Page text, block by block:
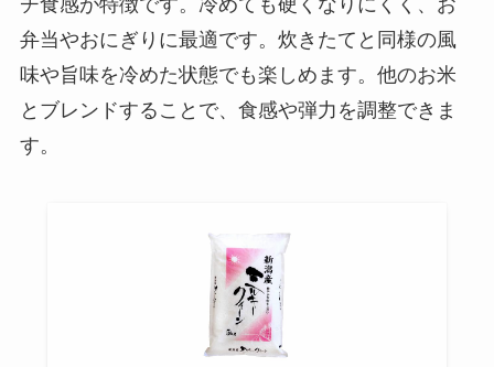
チ食感が特徴です。冷めても硬くなりにくく、お
弁当やおにぎりに最適です。炊きたてと同様の風
味や旨味を冷めた状態でも楽しめます。他のお米
とブレンドすることで、食感や弾力を調整できま
す。